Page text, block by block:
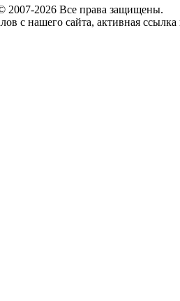
2007-2026 Все права защищены.
с нашего сайта, активная